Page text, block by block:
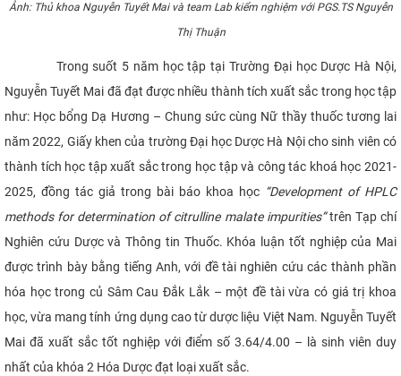
Ảnh: Thủ khoa Nguyễn Tuyết Mai và team Lab kiểm nghiệm với PGS.TS Nguyễn
Thị Thuận
Trong suốt 5 năm học tập tại Trường Đại học Dược Hà Nội,
Nguyễn Tuyết Mai đã đạt được nhiều thành tích xuất sắc trong học tập
như: Học bổng Dạ Hương – Chung sức cùng Nữ thầy thuốc tương lai
năm 2022, Giấy khen của trường Đại học Dược Hà Nội cho sinh viên có
thành tích học tập xuất sắc trong học tập và công tác khoá học 2021-
2025, đồng tác giả trong bài báo khoa học “Development of HPLC
methods for determination of citrulline malate impurities”trên Tạp chí
Nghiên cứu Dược và Thông tin Thuốc. Khóa luận tốt nghiệp của Mai
được trình bày bằng tiếng Anh, với đề tài nghiên cứu các thành phần
hóa học trong củ Sâm Cau Đắk Lắk – một đề tài vừa có giá trị khoa
học, vừa mang tính ứng dụng cao từ dược liệu Việt Nam. Nguyễn Tuyết
Mai đã xuất sắc tốt nghiệp với điểm số 3.64/4.00 – là sinh viên duy
nhất của khóa 2 Hóa Dược đạt loại xuất sắc.